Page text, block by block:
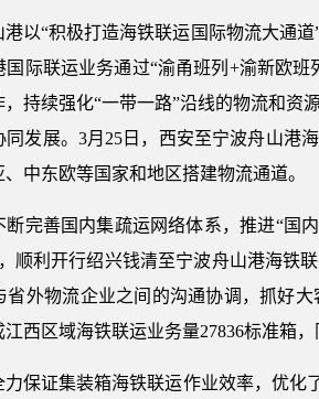
以“积极打造海铁联运国际物流大通
际联运业务通过“渝甬班列+渝新欧
持续强化“一带一路”沿线的物流和
发展。3月25日，西安至宁波舟山港
中东欧等国家和地区搭建物流通道。
断完善国内集疏运网络体系，推进“国
顺利开行绍兴钱清至宁波舟山港海铁
省外物流企业之间的沟通协调，抓好
西区域海铁联运业务量27836标准箱，
保证集装箱海铁联运作业效率，优化